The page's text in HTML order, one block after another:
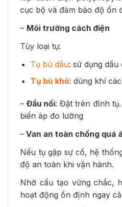
cục bộ và đảm bảo độ ổn
– Môi trường cách điện
Tùy loại tụ:
Tụ bù dầu: sử dụng
Tụ bù khô: dùng khí
– Đầu nối: Đặt trên đỉnh
biến áp đo lường
– Van an toàn chống quá
Nếu tụ gặp sự cố, hệ
độ an toàn khi vận hành.
Nhờ cấu tạo vững chắc,
hoạt động ổn định ngay